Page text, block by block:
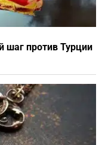
шаг против Турции